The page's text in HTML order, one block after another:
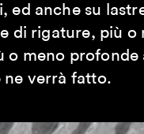
ed anche su
di rigature, più o
o meno profonde
ne verrà fatto.